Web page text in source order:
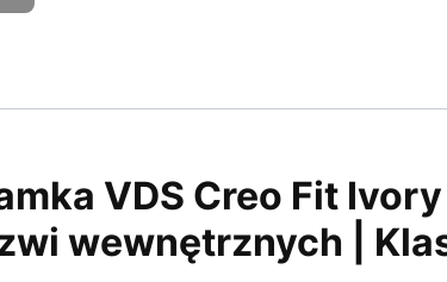
VDS Creo Fit
wewnętrznych |